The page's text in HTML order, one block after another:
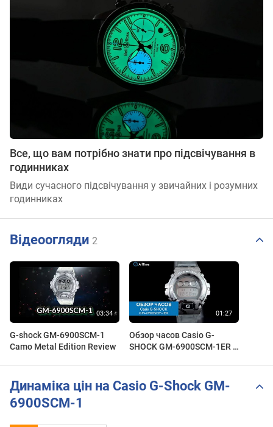
Все, що вам потрібно знати про підсвічування в
годинниках
Види сучасного підсвічування у звичайних і розумних
годинниках
Відеоогляди 2
G-shock GM-6900SCM-1
Camo Metal Edition Review
Обзор часов Casio G-
SHOCK GM-6900SCM-1ER с
Динаміка цін на Casio G-Shock GM-
6900SCM-1